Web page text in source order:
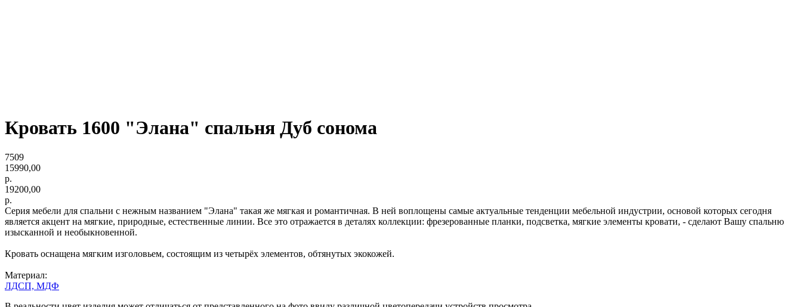
Кровать 1600 "Элана" спальня Дуб сонома
7509
15990,00
р.
19200,00
р.
Серия мебели для спальни с нежным названием "Элана" такая же мягкая и романтичная. В ней воплощены самые актуальные тенденции мебельной индустрии, основой которых сегодня
является акцент на мягкие, природные, естественные линии. Все это отражается в деталях коллекции: фрезерованные планки, подсветка, мягкие элементы кровати, - сделают Вашу спальню
изысканной и необыкновенной.
Кровать оснащена мягким изголовьем, состоящим из четырёх элементов, обтянутых экокожей.
Материал:
ЛДСП, МДФ